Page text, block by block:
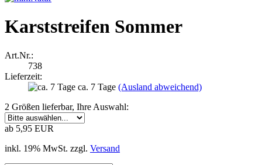
Karststreifen Sommer
Art.Nr.:
738
Lieferzeit:
ca. 7 Tage (Ausland abweichend)
2 Größen lieferbar, Ihre Auswahl:
ab 5,95 EUR
inkl. 19% MwSt. zzgl. Versand